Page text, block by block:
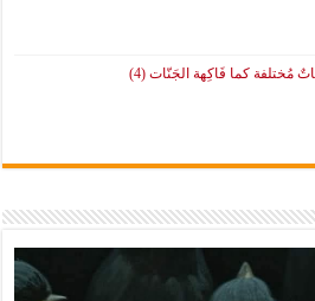
مُختلفة كما فَاكِهة الجَنّات (4)